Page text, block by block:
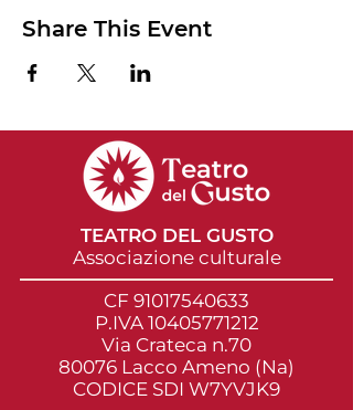
Share This Event
TEATRO DEL GUSTO
Associazione culturale
CF 91017540633
P.IVA 10405771212
Via Crateca n.70
80076 Lacco Ameno (Na)
CODICE SDI W7YVJK9